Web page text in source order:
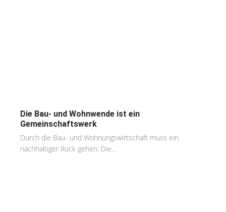
Die Bau- und Wohnwende ist ein
Gemeinschaftswerk
Durch die Bau- und Wohnungswirtschaft muss ein
nachhaltiger Ruck gehen. Die...